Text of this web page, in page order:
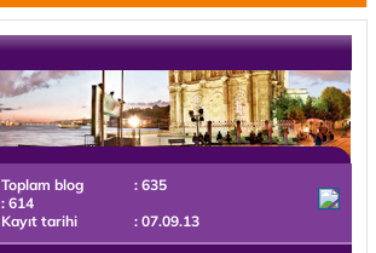
Toplam blog
: 635
: 614
Kayıt tarihi
: 07.09.13